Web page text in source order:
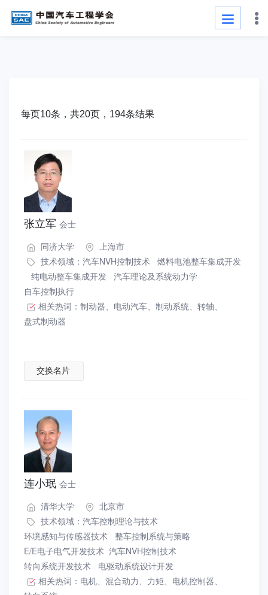
每页10条，共20页，194条结果
张立军 会士
同济大学
上海市
技术领域： 汽车NVH控制技术 燃料电池整车集成开发
纯电动整车集成开发 汽车理论及系统动力学
自车控制执行
相关热词： 制动器、 电动汽车、 制动系统、 转轴、
盘式制动器
交换名片
连小珉 会士
清华大学
北京市
技术领域： 汽车控制理论与技术
环境感知与传感器技术 整车控制系统与策略
E/E电子电气开发技术 汽车NVH控制技术
转向系统开发技术
电驱动系统设计开发
相关热词： 电机、 混合动力 、 力矩、 电机控制器、